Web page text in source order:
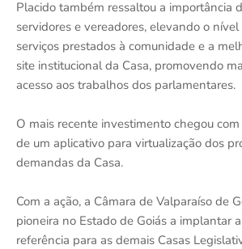
Placido também ressaltou a importância
servidores e vereadores, elevando o
serviços prestados à comunidade e a
site institucional da Casa, promovendo
acesso aos trabalhos dos parlamentares.
O mais recente investimento chegou
de um aplicativo para virtualização dos
demandas da Casa.
Com a ação, a Câmara de Valparaíso de
pioneira no Estado de Goiás a implantar
referência para as demais Casas